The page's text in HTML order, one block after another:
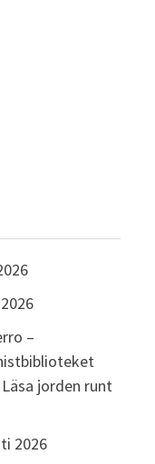
–
jorden runt
2026